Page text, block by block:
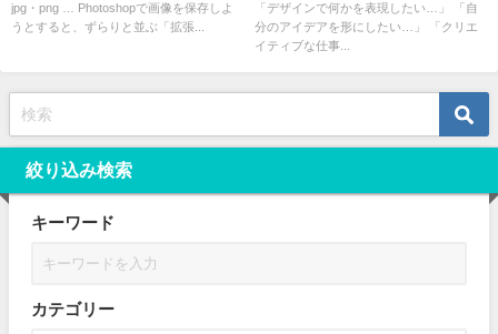
い・「拡張子」「圧縮方式」ま
で徹底解説
jpg・png … Photoshopで画像を保存しよ
うとすると、ずらりと並ぶ「拡張...
「デザインで何かを表現したい…」 「自
分のアイデアを形にしたい…」 「クリエ
イティブな仕事...
絞り込み検索
キーワード
カテゴリー